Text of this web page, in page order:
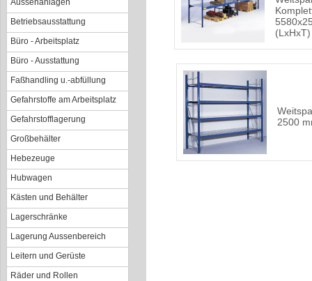
Aussenanlagen
Betriebsausstattung
Büro - Arbeitsplatz
Büro - Ausstattung
Faßhandling u.-abfüllung
Gefahrstoffe am Arbeitsplatz
Gefahrstofflagerung
Großbehälter
Hebezeuge
Hubwagen
Kästen und Behälter
Lagerschränke
Lagerung Aussenbereich
Leitern und Gerüste
Räder und Rollen
(LxHxT)
2500